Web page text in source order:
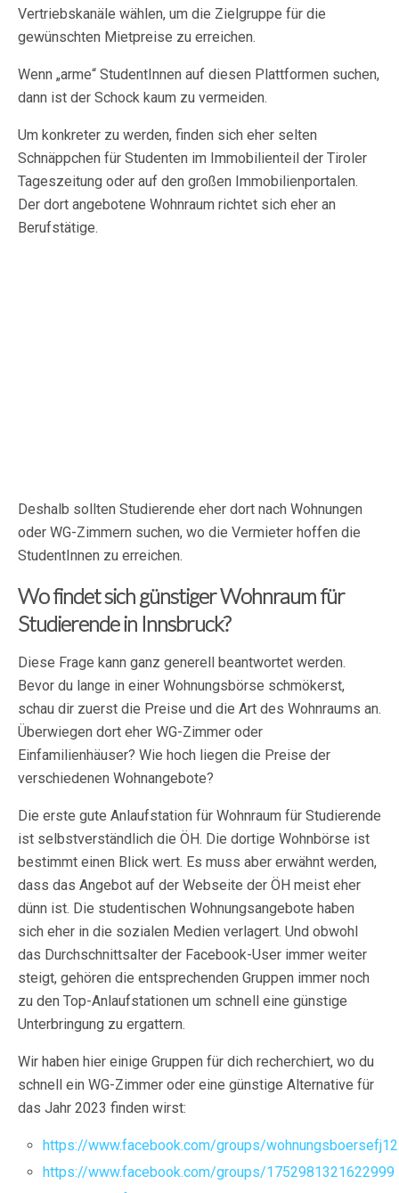
Vertriebskanäle wählen, um die Zielgruppe für die
gewünschten Mietpreise zu erreichen.
Wenn „arme“ StudentInnen auf diesen Plattformen suchen,
dann ist der Schock kaum zu vermeiden.
Um konkreter zu werden, finden sich eher selten
Schnäppchen für Studenten im Immobilienteil der Tiroler
Tageszeitung oder auf den großen Immobilienportalen.
Der dort angebotene Wohnraum richtet sich eher an
Berufstätige.
Deshalb sollten Studierende eher dort nach Wohnungen
oder WG-Zimmern suchen, wo die Vermieter hoffen die
StudentInnen zu erreichen.
Wo findet sich günstiger Wohnraum für
Studierende in Innsbruck?
Diese Frage kann ganz generell beantwortet werden.
Bevor du lange in einer Wohnungsbörse schmökerst,
schau dir zuerst die Preise und die Art des Wohnraums an.
Überwiegen dort eher WG-Zimmer oder
Einfamilienhäuser? Wie hoch liegen die Preise der
verschiedenen Wohnangebote?
Die erste gute Anlaufstation für Wohnraum für Studierende
ist selbstverständlich die ÖH. Die dortige Wohnbörse ist
bestimmt einen Blick wert. Es muss aber erwähnt werden,
dass das Angebot auf der Webseite der ÖH meist eher
dünn ist. Die studentischen Wohnungsangebote haben
sich eher in die sozialen Medien verlagert. Und obwohl
das Durchschnittsalter der Facebook-User immer weiter
steigt, gehören die entsprechenden Gruppen immer noch
zu den Top-Anlaufstationen um schnell eine günstige
Unterbringung zu ergattern.
Wir haben hier einige Gruppen für dich recherchiert, wo du
schnell ein WG-Zimmer oder eine günstige Alternative für
das Jahr 2023 finden wirst:
https://www.facebook.com/groups/
https://www.facebook.com/groups/1752981321622999